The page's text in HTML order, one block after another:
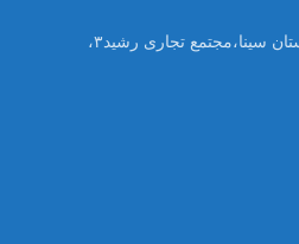
تهران ،خیابان امام خمینی،روبروی بیمارستان سینا،مجتمع تجاری رشید۳،